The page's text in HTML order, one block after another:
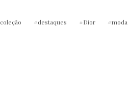
coleção destaques Dior moda